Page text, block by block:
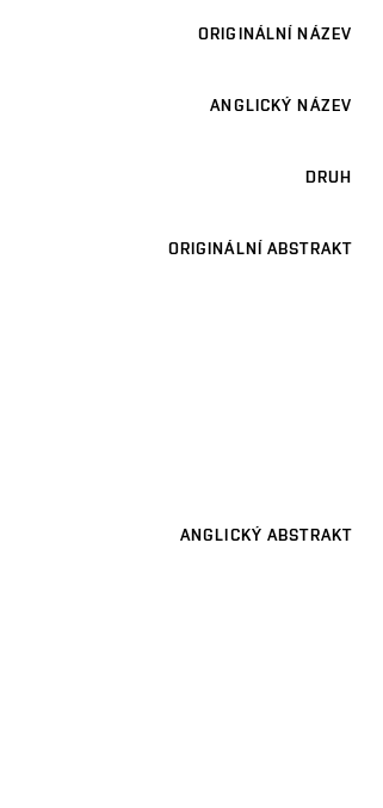
ORIGINÁLNÍ NÁZEV
ANGLICKÝ NÁZEV
DRUH
ORIGINÁLNÍ ABSTRAKT
ANGLICKÝ ABSTRAKT